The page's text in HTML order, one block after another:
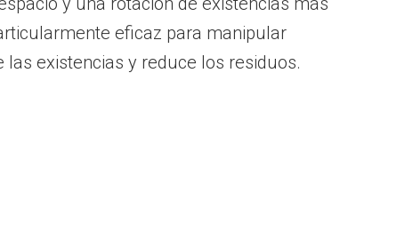
eficaz para manipular
existencias y reduce los residuos.